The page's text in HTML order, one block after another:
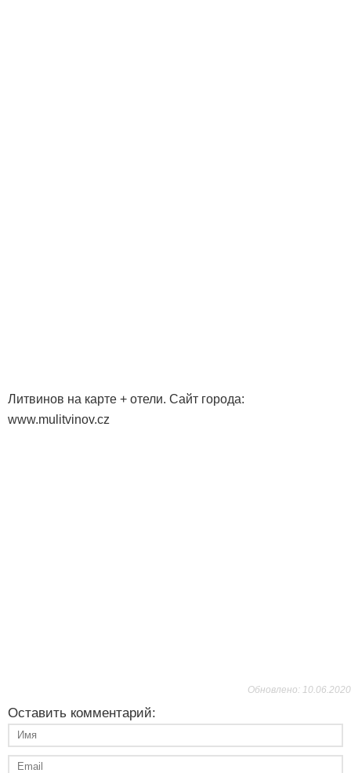
Литвинов на карте + отели. Сайт города:
www.mulitvinov.cz
Обновлено: 10.06.2020
Оставить комментарий: